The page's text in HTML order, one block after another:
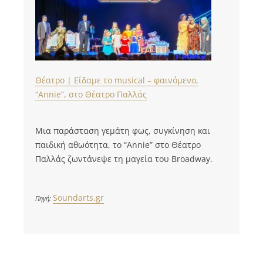
Θέατρο | Είδαμε το musical – φαινόμενο,
“Annie”, στο Θέατρο Παλλάς
Μια παράσταση γεμάτη φως, συγκίνηση και
παιδική αθωότητα, το “Annie” στο Θέατρο
Παλλάς ζωντάνεψε τη μαγεία του Broadway.
Πηγή: Soundarts.gr